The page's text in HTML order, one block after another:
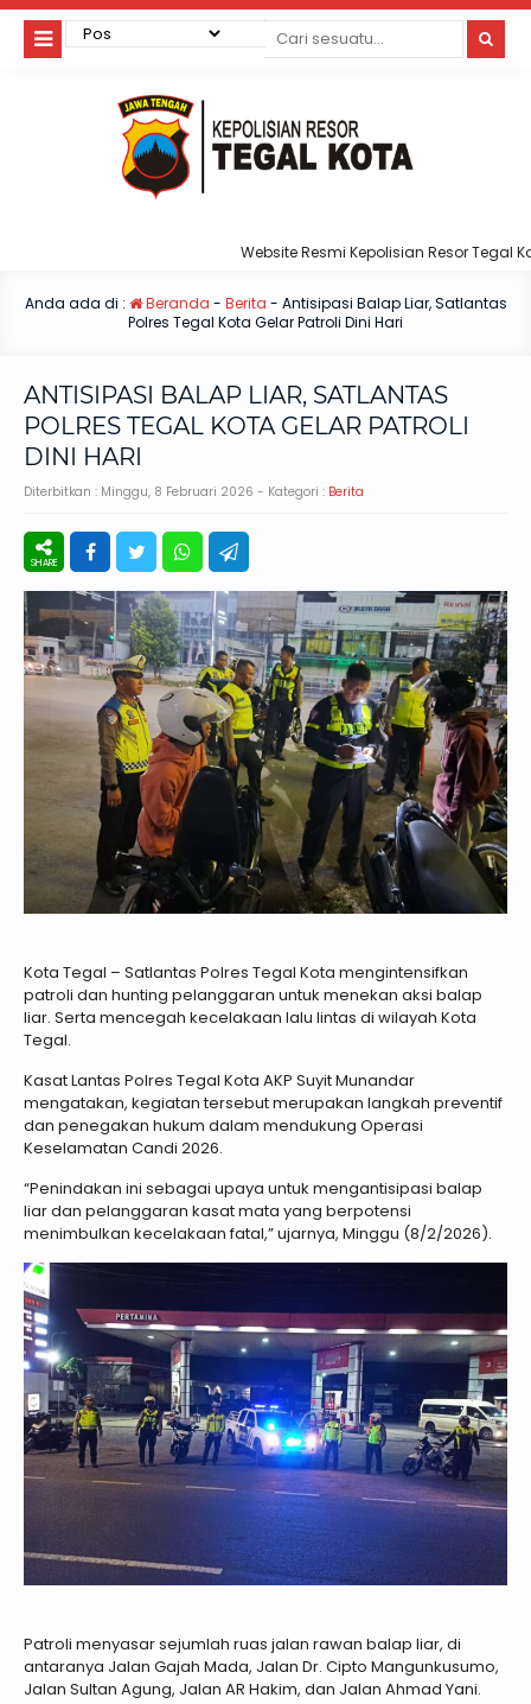
Website Resmi Kepolisian Resor Tegal Kota
Anda ada di : Beranda - Berita - Antisipasi Balap Liar, Satlantas
Polres Tegal Kota Gelar Patroli Dini Hari
ANTISIPASI BALAP LIAR, SATLANTAS
POLRES TEGAL KOTA GELAR PATROLI
DINI HARI
Diterbitkan : Minggu, 8 Februari 2026 - Kategori : Berita
Kota Tegal – Satlantas Polres Tegal Kota mengintensifkan
patroli dan hunting pelanggaran untuk menekan aksi balap
liar. Serta mencegah kecelakaan lalu lintas di wilayah Kota
Tegal.
Kasat Lantas Polres Tegal Kota AKP Suyit Munandar
mengatakan, kegiatan tersebut merupakan langkah preventif
dan penegakan hukum dalam mendukung Operasi
Keselamatan Candi 2026.
“Penindakan ini sebagai upaya untuk mengantisipasi balap
liar dan pelanggaran kasat mata yang berpotensi
menimbulkan kecelakaan fatal,” ujarnya, Minggu (8/2/2026).
Patroli menyasar sejumlah ruas jalan rawan balap liar, di
antaranya Jalan Gajah Mada, Jalan Dr. Cipto Mangunkusumo,
Jalan Sultan Agung, Jalan AR Hakim, dan Jalan Ahmad Yani.